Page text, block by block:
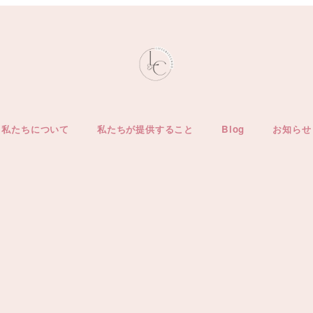
私たちについて 私たちが提供すること Blog お知らせ